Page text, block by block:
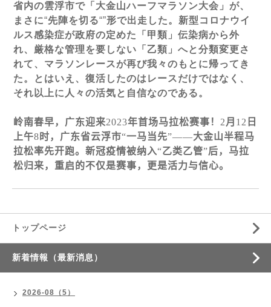
省内の雲浮市で「大金山ハーフマラソン大会」が、
まさに“先陣を切る“”形で出走した。新型コロナウイ
ルス感染症が政府の定めた「甲類」伝染病から外
れ、厳格な管理を要しない「乙類」へと分類変更さ
れて、マラソンレースが再び我々のもとに帰ってき
た。とはいえ、復活したのはレースだけではなく、
それ以上に人々の活気と自信なのである。
岭南春早，广东迎来2023年首场马拉松赛事！ 2 月 12 日
上午8 时，广东省云浮市“一马当先”——大金山半程马
拉松率先开跑。新冠疫情被纳入“乙类乙管”后， 马拉
松归 来，重启的不仅是赛事，更是活力与信心。
トップページ
新着情報（最新消息）
2026-08（5）